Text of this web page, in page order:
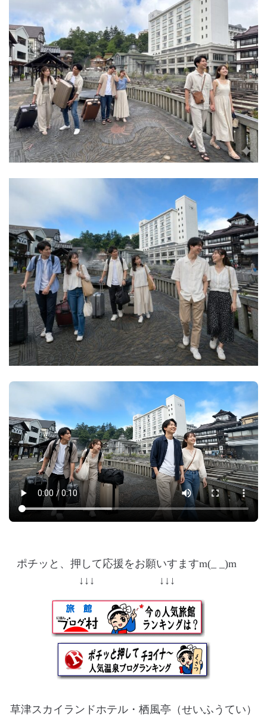
ポチッと、押して応援をお願いすますm(_ _)m
↓↓↓ ↓↓↓
草津スカイランドホテル・栖風亭（せいふうてい）